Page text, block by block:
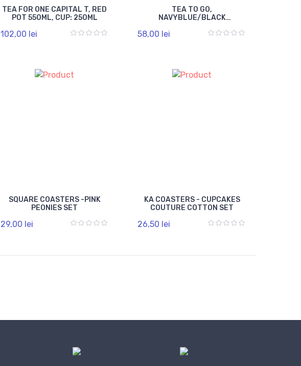
TEA FOR ONE CAPITAL T, RED
POT 550ML, CUP: 250ML
102,00 lei
TEA TO GO,
NAVYBLUE/BLACK
PORCELAINE, 350ML
58,00 lei
SQUARE COASTERS -PINK
PEONIES SET
29,00 lei
KA COASTERS - CUPCAKES
COUTURE COTTON SET
26,50 lei